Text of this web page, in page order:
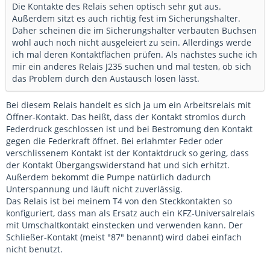
Die Kontakte des Relais sehen optisch sehr gut aus.
Außerdem sitzt es auch richtig fest im Sicherungshalter.
Daher scheinen die im Sicherungshalter verbauten Buchsen
wohl auch noch nicht ausgeleiert zu sein. Allerdings werde
ich mal deren Kontaktflächen prüfen. Als nächstes suche ich
mir ein anderes Relais J235 suchen und mal testen, ob sich
das Problem durch den Austausch lösen lässt.
Bei diesem Relais handelt es sich ja um ein Arbeitsrelais mit
Öffner-Kontakt. Das heißt, dass der Kontakt stromlos durch
Federdruck geschlossen ist und bei Bestromung den Kontakt
gegen die Federkraft öffnet. Bei erlahmter Feder oder
verschlissenem Kontakt ist der Kontaktdruck so gering, dass
der Kontakt Übergangswiderstand hat und sich erhitzt.
Außerdem bekommt die Pumpe natürlich dadurch
Unterspannung und läuft nicht zuverlässig.
Das Relais ist bei meinem T4 von den Steckkontakten so
konfiguriert, dass man als Ersatz auch ein KFZ-Universalrelais
mit Umschaltkontakt einstecken und verwenden kann. Der
Schließer-Kontakt (meist "87" benannt) wird dabei einfach
nicht benutzt.